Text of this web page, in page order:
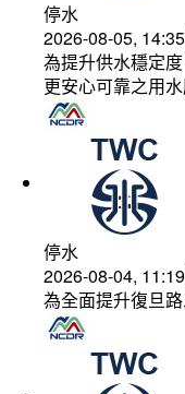
停水
2026-08-05,
為提升供水穩定
更安心可靠之用水
停水
2026-08-04,
為全面提升復旦